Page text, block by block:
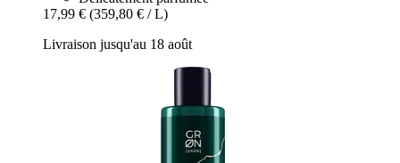
17,99 € (359,80 € / L)
Livraison jusqu'au 18 août